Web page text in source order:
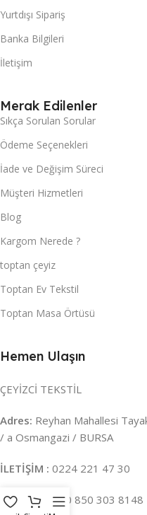
Yurtdışı Sipariş
Banka Bilgileri
İletişim
Merak Edilenler
Sıkça Sorulan Sorular
Ödeme Seçenekleri
İade ve Değişim Süreci
Müşteri Hizmetleri
Blog
Kargom Nerede ?
toptan çeyiz
Toptan Ev Tekstil
Toptan Masa Örtüsü
Hemen Ulaşın
ÇEYİZCİ TEKSTİL
Adres: Reyhan Mahallesi
/ a Osmangazi / BURSA
İLETİŞİM : 0224 221 47 30
WHATSAPP :0 850 303 8148